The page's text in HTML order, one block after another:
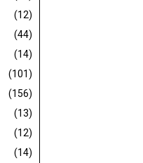
(12)
(44)
(14)
(101)
(156)
(13)
(12)
(14)